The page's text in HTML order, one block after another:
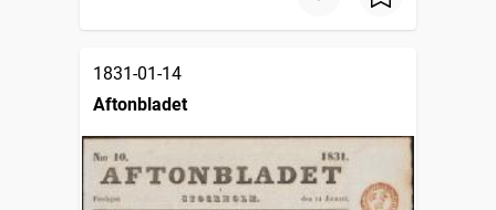
1831-01-14
Aftonbladet